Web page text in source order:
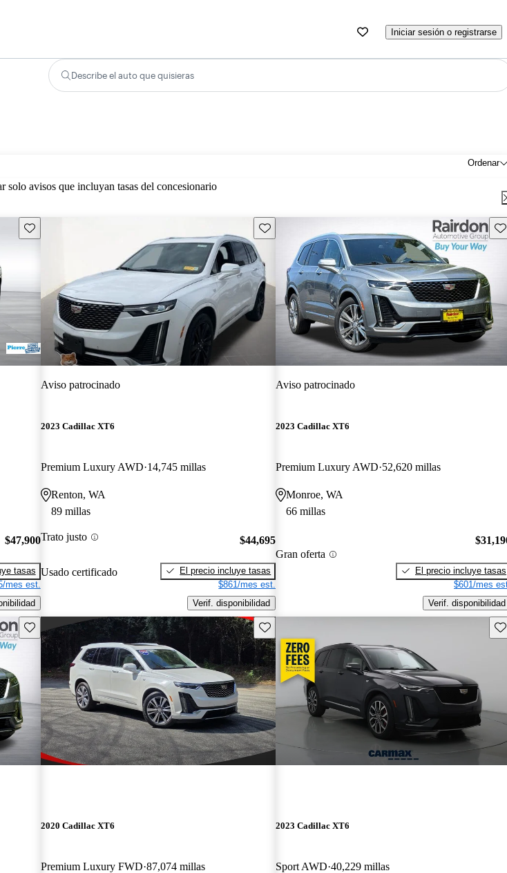
Iniciar sesión o registrarse
Describe el auto que quisieras
Ordenar
solo avisos que incluyan tasas del concesionario
Guarda este Aviso
$47,900
tasas
mes est.
Guarda este Aviso
Aviso patrocinado
2023 Cadillac XT6
Premium Luxury AWD 14,745 millas
Renton, WA
89 millas
Trato justo
Usado certificado
$44,695
El precio incluye tasas
$861/mes est.
Verif. disponibilidad
Aviso patrocinado
2023 Cadillac XT6
Premium Luxury AWD 52,620 millas
Monroe, WA
66 millas
Gran oferta
El precio incluye tasas
$601/mes
Verif. disponibilidad
Guarda este Aviso Guarda este Aviso
2020 Cadillac XT6
Premium Luxury FWD 87,074 millas
2023 Cadillac XT6
Sport AWD 40,229 millas